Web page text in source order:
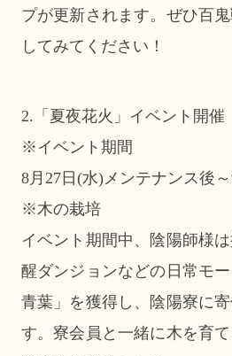
プが更新されます。ぜひ百
してみてください！
2.「夏夜花火」イベント開催
※イベント期間
8月27日(水)メンテナンス後
※木の栽培
イベント期間中、陰陽師様
醒ダンジョンなどの日常モ
青葉」を獲得し、陰陽寮に
す。寮会員と一緒に木を育